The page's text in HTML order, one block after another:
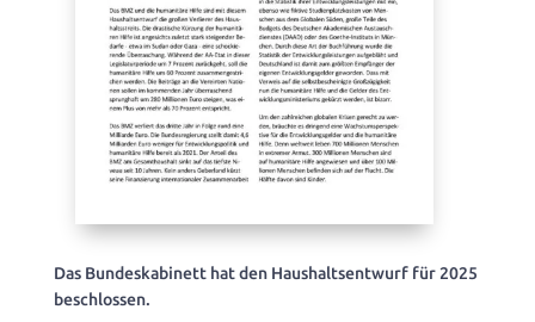
Das Bundeskabinett hat den Haushaltsentwurf für 2025
beschlossen.